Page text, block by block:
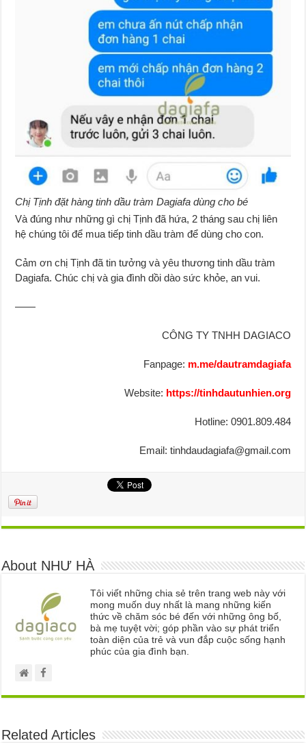
Chị Tịnh đặt hàng tinh dầu tràm Dagiafa dùng cho bé
Và đúng như những gì chị Tịnh đã hứa, 2 tháng sau chị liên
hệ chúng tôi để mua tiếp tinh dầu tràm để dùng cho con.
Cảm ơn chị Tịnh đã tin tưởng và yêu thương tinh dầu tràm
Dagiafa. Chúc chị và gia đình dồi dào sức khỏe, an vui.
——
CÔNG TY TNHH DAGIACO
Fanpage: m.me/dautramdagiafa
Website: https://tinhdautunhien.org
Hotline: 0901.809.484
Email: tinhdaudagiafa@gmail.com
About NHƯ HÀ
Tôi viết những chia sẻ trên trang web này với
mong muốn duy nhất là mang những kiến
thức về chăm sóc bé đến với những ông bố,
bà mẹ tuyệt vời; góp phần vào sự phát triển
toàn diện của trẻ và vun đắp cuộc sống hạnh
phúc của gia đình bạn.
Related Articles